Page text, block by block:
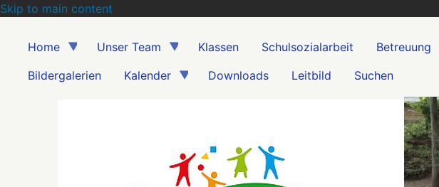
Skip to main content
Home Unser Team Klassen Schulsozialarbeit Betreuung
Bildergalerien
Kalender Downloads Leitbild Suchen